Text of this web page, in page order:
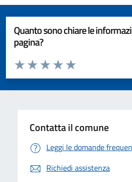
Quanto sono chiare le
pagina?
Valuta da 1 a 5 stelle la pagina
Valuta 5 stelle su 5
Valuta 4 stelle su 5
Valuta 3 stelle su 5
Valuta 2 stelle su 5
Valuta 1 stelle su 5
Contatta il comune
Leggi le domande
Richiedi assistenza